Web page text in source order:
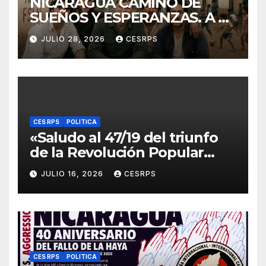
SUEÑOS Y ESPERANZAS. A 40
años de La Zompopera,
donde cayeron nuestros
compañeros
internacionalistas.
JULIO 28, 2026 CESRPS
CES RPS POLITICA
«Saludo al 47/19 del triunfo
de la Revolución Popular
Sandinista : Siempre + allá!»
JULIO 16, 2026 CESRPS
CES RPS POLITICA